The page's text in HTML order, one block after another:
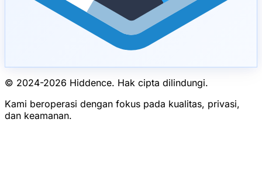
© 2024-2026 Hiddence. Hak cipta dilindungi.
Kami beroperasi dengan fokus pada kualitas, privasi,
dan keamanan.